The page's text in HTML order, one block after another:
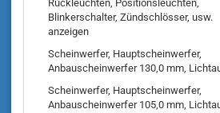
Rückleuchten, Positionsleuchten,
Blinkerschalter, Zündschlösser, usw.
anzeigen
Scheinwerfer, Hauptscheinwerfer,
Anbauscheinwerfer 130,0 mm,
Scheinwerfer, Hauptscheinwerfer,
Anbauscheinwerfer 105,0 mm,